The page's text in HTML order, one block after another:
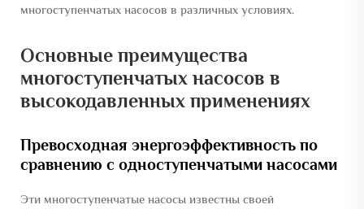
многоступенчатых насосов в различных условиях.
Основные преимущества
многоступенчатых насосов в
высокодавленных применениях
Превосходная энергоэффективность по
сравнению с одноступенчатыми насосами
Эти многоступенчатые насосы известны своей